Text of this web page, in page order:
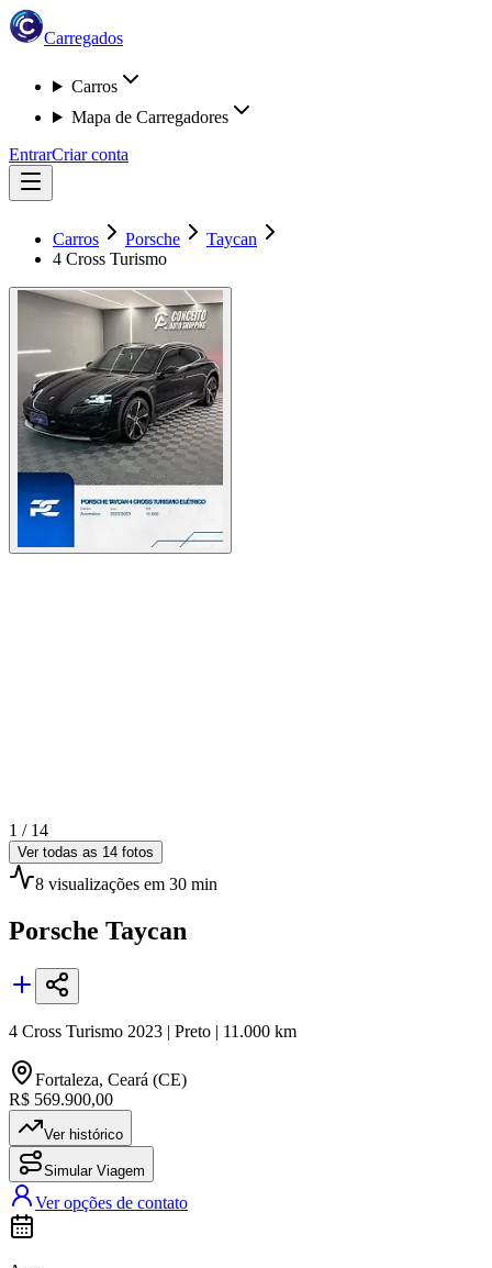
Carregados
Carros
Mapa de Carregadores
EntrarCriar conta
Carros Porsche
Taycan
4 Cross Turismo
1 / 14
Ver todas as 14 fotos
8 visualizações em 30 min
Porsche Taycan
4 Cross Turismo 2023 | Preto | 11.000 km
Fortaleza, Ceará (CE)
R$ 569.900,00
Ver histórico
Simular Viagem
Ver opções de contato